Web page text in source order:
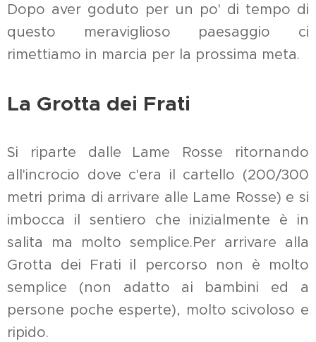
Dopo aver goduto per un po' di tempo di
questo meraviglioso paesaggio ci
rimettiamo in marcia per la prossima meta.
La Grotta dei Frati
Si riparte dalle Lame Rosse ritornando
all'incrocio dove c'era il cartello (200/300
metri prima di arrivare alle Lame Rosse) e si
imbocca il sentiero che inizialmente è in
salita ma molto semplice.Per arrivare alla
Grotta dei Frati il percorso non è molto
semplice (non adatto ai bambini ed a
persone poche esperte), molto scivoloso e
ripido.